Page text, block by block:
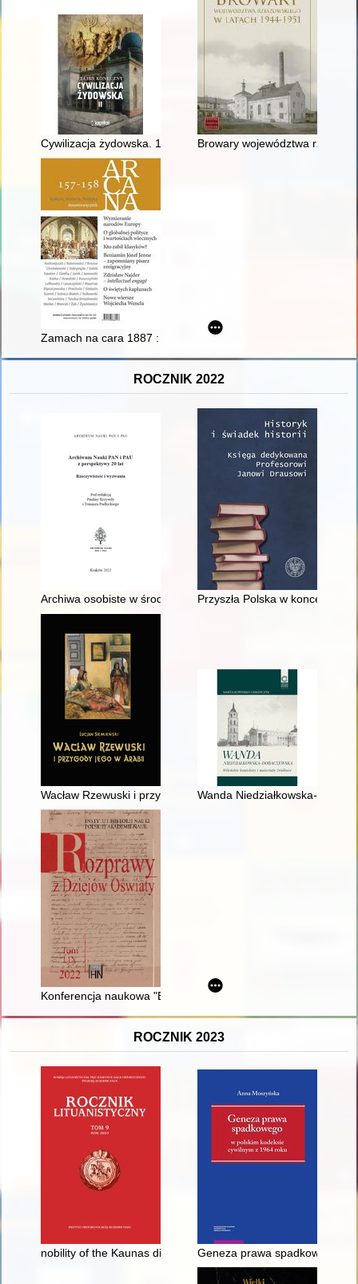
Cywilizacja żydowska. 1 Browary województwa
Zamach na cara 1887 : (śledztwo historyczne)
ROCZNIK 2022
Archiwa osobiste w środowisku tradycyjnym i cyfrowym
Przyszła Polska w
Wacław Rzewuski i przygody jego w Arabii opowiedziane z
Wanda Niedziałkowska-
Konferencja naukowa "Edukacja pod bombami. Dzieci wojny.
ROCZNIK 2023
nobility of the Kaunas district in the local sejmiks of 1615 and
Geneza prawa spadkowego w